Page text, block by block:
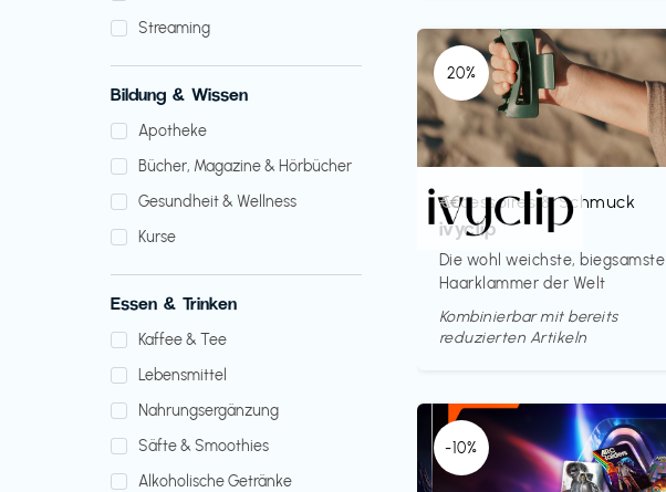
Streaming
Bildung & Wissen
Apotheke
Bücher, Magazine & Hörbücher
Gesundheit & Wellness
Kurse
Essen & Trinken
Kaffee & Tee
Lebensmittel
Nahrungsergänzung
Säfte & Smoothies
Alkoholische Getränke
20%
Accessoires & Schmuck
ivyclip
Die wohl weichste, biegsamste
Haarklammer der Welt
€€‎
Kombinierbar mit bereits
reduzierten Artikeln
-10%